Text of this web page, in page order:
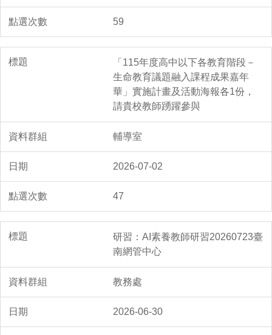
59
「115年度高中以下各教育階段－
生命教育議題融入課程成果嘉年
華」實施計畫及活動海報各1份，
請貴校教師踴躍參與
輔導室
2026-07-02
47
研習：AI素養教師研習20260723臺
南網管中心
教務處
2026-06-30